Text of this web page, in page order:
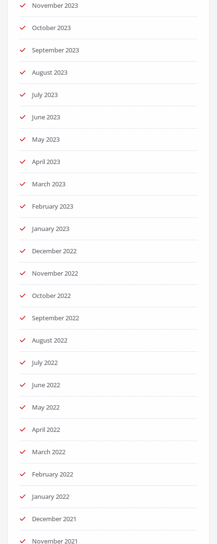
November 2023
October 2023
September 2023
August 2023
July 2023
June 2023
May 2023
April 2023
March 2023
February 2023
January 2023
December 2022
November 2022
October 2022
September 2022
August 2022
July 2022
June 2022
May 2022
April 2022
March 2022
February 2022
January 2022
December 2021
November 2021